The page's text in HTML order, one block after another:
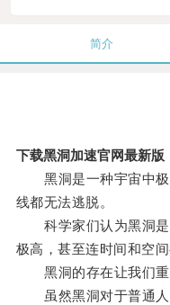
简介
下载黑洞加速官网最新版
黑洞是一种宇宙中极
线都无法逃脱。
科学家们认为黑洞是
极高，甚至连时间和空间
黑洞的存在让我们重
虽然黑洞对于普通人